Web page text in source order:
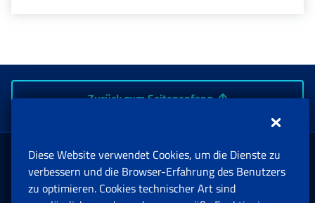
Zurück zum Seitenanfang
Rente und Sozialversicherung
Diese Website verwendet Cookies, um die Dienste zu
verbessern und die Browser-Erfahrung des Benutzers
zu optimieren. Cookies technischer Art sind